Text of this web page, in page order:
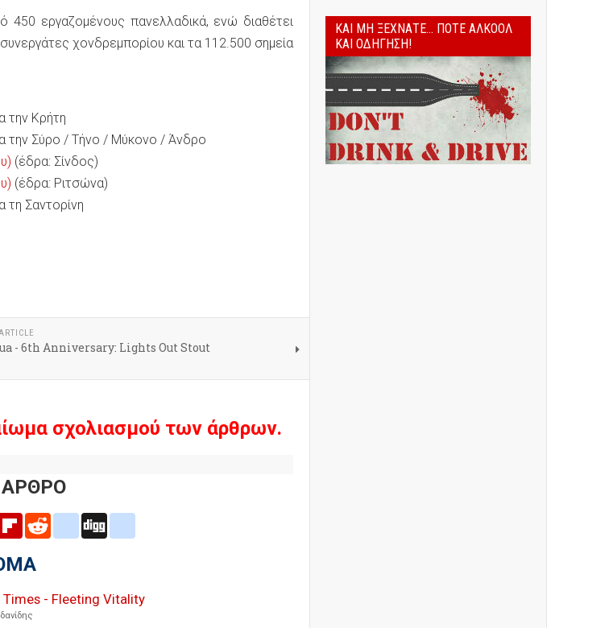
450 εργαζομένους πανελλαδικά, ενώ διαθέτει
χονδρεμπορίου και τα 112.500 σημεία
την Κρήτη
την Σύρο / Τήνο / Μύκονο / Άνδρο
(έδρα: Σίνδος)
(έδρα: Ριτσώνα)
τη Σαντορίνη
- 6th Anniversary: Lights Out Stout
σχολιασμού των άρθρων.
ΑΡΘΡΟ
blogger_post
FlipboardRedditdelicious
Times - Fleeting Vitality
ΚΑΙ ΜΗ ΞΕΧΝΆΤΕ... ΠΟΤΈ ΑΛΚΟΌΛ
ΚΑΙ ΟΔΉΓΗΣΗ!